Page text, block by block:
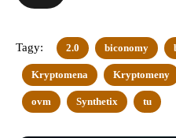
Tagy: 2.0 biconomy
Kryptomena Kryptomeny
ovm Synthetix tu